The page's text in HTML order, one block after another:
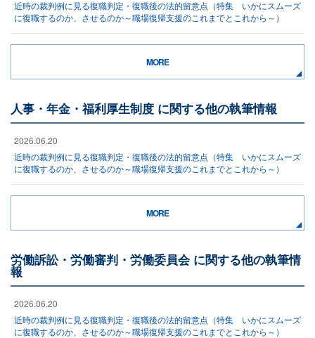
近時の裁判例に見る復職判定・復職後の法的留意点（特集 いかにスムーズ
に復職するのか、させるのか～職場復帰支援のこれまでとこれから～）
MORE
人事・年金・福利厚生制度 に関する他の執筆情報
2026.06.20
近時の裁判例に見る復職判定・復職後の法的留意点（特集 いかにスムーズ
に復職するのか、させるのか～職場復帰支援のこれまでとこれから～）
MORE
労働訴訟・労働審判・労働委員会 に関する他の執筆情
報
2026.06.20
近時の裁判例に見る復職判定・復職後の法的留意点（特集 いかにスムーズ
に復職するのか、させるのか～職場復帰支援のこれまでとこれから～）